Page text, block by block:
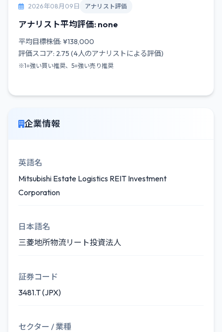
2026年08月09日 アナリスト評価
アナリスト平均評価: none
平均目標株価: ¥138,000
評価スコア: 2.75 (4人のアナリストによる評価)
※1=強い買い推奨、5=強い売り推奨
企業情報
英語名
Mitsubishi Estate Logistics REIT Investment
Corporation
日本語名
三菱地所物流リート投資法人
証券コード
3481.T (JPX)
セクター / 業種